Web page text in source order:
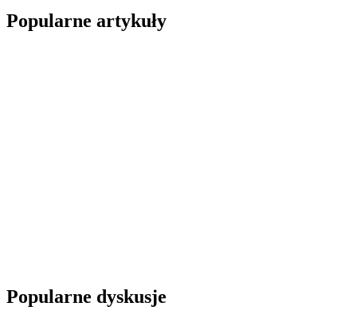
Popularne artykuły
Popularne dyskusje